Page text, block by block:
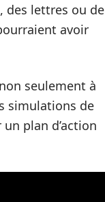
des lettres ou de
avoir
seulement à
simulations de
plan d’action